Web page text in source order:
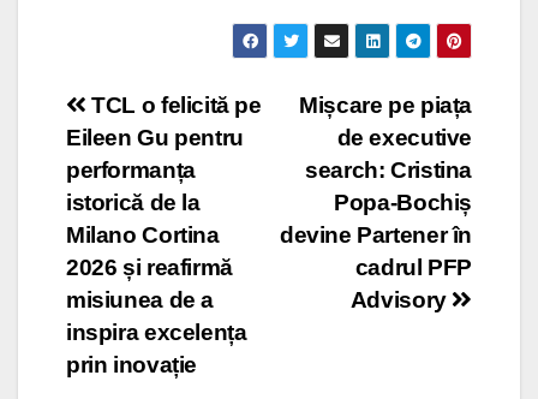
Post
navigation
Mișcare pe piața
de executive
search: Cristina
Popa-Bochiș
devine Partener în
cadrul PFP
Advisory
TCL o felicită pe
Eileen Gu pentru
performanța
istorică de la
Milano Cortina
2026 și reafirmă
misiunea de a
inspira excelența
prin inovație